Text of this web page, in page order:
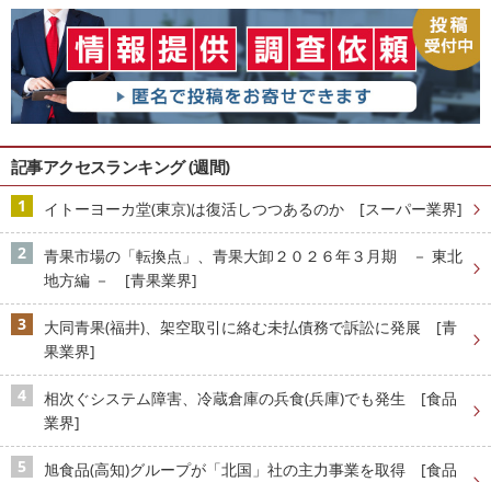
記事アクセスランキング (週間)
イトーヨーカ堂(東京)は復活しつつあるのか [スーパー業界]
青果市場の「転換点」、青果大卸２０２６年３月期 － 東北
地方編 － [青果業界]
大同青果(福井)、架空取引に絡む未払債務で訴訟に発展 [青
果業界]
相次ぐシステム障害、冷蔵倉庫の兵食(兵庫)でも発生 [食品
業界]
旭食品(高知)グループが「北国」社の主力事業を取得 [食品